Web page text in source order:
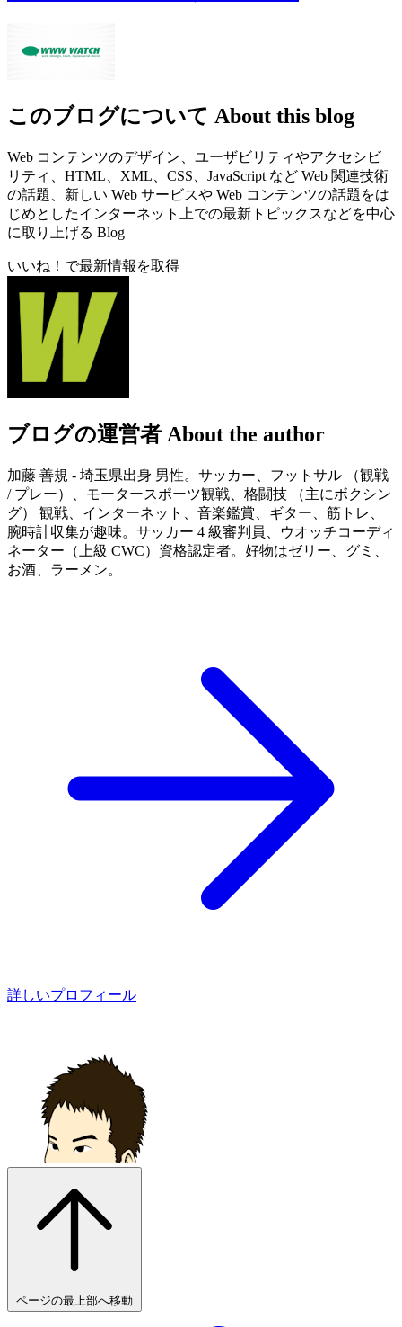
このブログについて About this blog
Web コンテンツのデザイン、ユーザビリティやアクセシビ
リティ、HTML、XML、CSS、JavaScript など Web 関連技術
の話題、新しい Web サービスや Web コンテンツの話題をは
じめとしたインターネット上での最新トピックスなどを中心
に取り上げる Blog
いいね！で最新情報を取得
ブログの運営者 About the author
加藤 善規 - 埼玉県出身 男性。サッカー、フットサル （観戦
/ プレー）、モータースポーツ観戦、格闘技 （主にボクシン
グ） 観戦、インターネット、音楽鑑賞、ギター、筋トレ、
腕時計収集が趣味。サッカー 4 級審判員、ウオッチコーディ
ネーター（上級 CWC）資格認定者。好物はゼリー、グミ、
お酒、ラーメン。
詳しいプロフィール
ページの最上部へ移動